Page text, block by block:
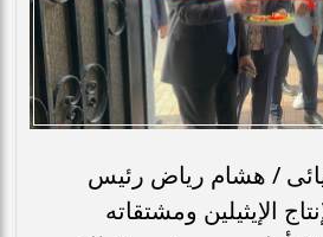
/ هشام رياض رئيس
الإيثيلين ومشتقاته